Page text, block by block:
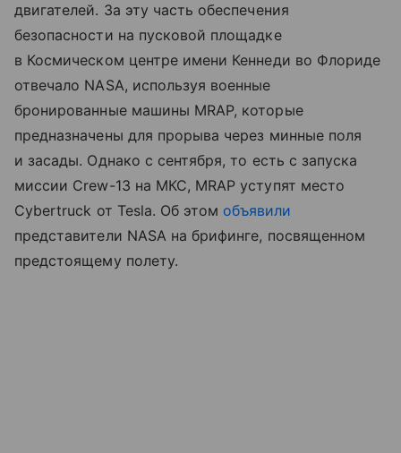
двигателей. За эту часть обеспечения
безопасности на пусковой площадке
в Космическом центре имени Кеннеди во Флориде
отвечало NASA, используя военные
бронированные машины MRAP, которые
предназначены для прорыва через минные поля
и засады. Однако с сентября, то есть с запуска
миссии Crew-13 на МКС, MRAP уступят место
Cybertruck от Tesla. Об этом объявили
представители NASA на брифинге, посвященном
предстоящему полету.